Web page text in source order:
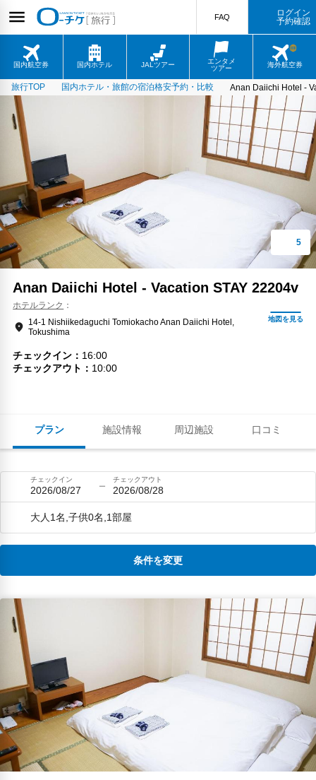
国内航空券 国内ホテル JALツアー
エンタメ
ツアー
海外航空券
FAQ
ログイン
予約確認
旅行TOP 国内ホテル・旅館の宿泊格安予約・比較 Anan Daiichi Hotel -
プラン 施設情報 周辺施設 口コミ
Anan Daiichi Hotel - Vacation STAY 22204v
ホテルランク
14-1 Nishiikedaguchi Tomiokacho Anan Daiichi Hotel,
Tokushima
チェックイン
16:00
チェックアウト
10:00
チェックイン
2026/08/27
チェックアウト
2026/08/28
大人1名,子供0名,1部屋
条件を変更